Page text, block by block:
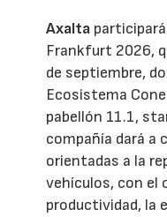
Axalta
Frankfurt 2026,
de septiembre,
Ecosistema
pabellón 11.1,
compañía dará a
orientadas a la
vehículos, con el
productividad, la